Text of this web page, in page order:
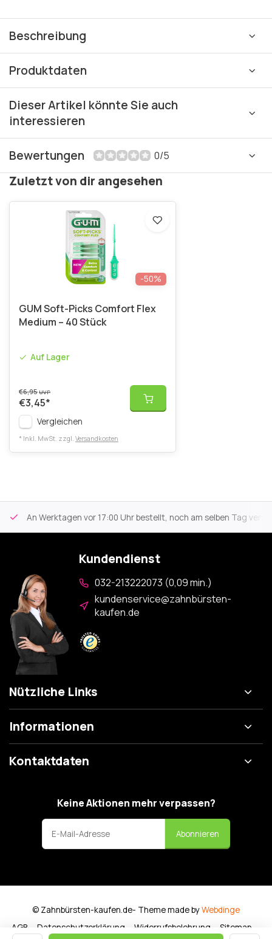
Beschreibung
Produktdaten
Dieser Artikel könnte Sie auch
interessieren
Bewertungen 0/5
Zuletzt von dir angesehen
-50%
GUM Soft-Picks Comfort Flex
Medium – 40 Stück
Auf Lager
€6,95UVP
€3,45*
Vergleichen
* Inkl. MwSt. zzgl. Versandkosten
An Werktagen vor 17:00 Uhr bestellt, noch am selben Tag
Kundendienst
032-213222073 (0,09 min.)
kundenservice@zahnbürsten-
kaufen.de
Nützliche Links
Informationen
Kontaktdaten
Keine Aktionen mehr verpassen?
Abonnieren
AGB Datenschutzerklärung Widerrufsbelehrung Sitemap
© Zahnbürsten-kaufen.de- Theme made byWebdinge